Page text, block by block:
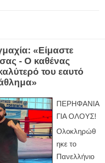
«Είμαστε
- Ο καθένας
του εαυτό
ΠΕΡΗΦΑΝΙΑ
ΓΙΑ ΟΛΟΥΣ!
Ολοκληρώθ
ηκε το
Πανελλήνιο